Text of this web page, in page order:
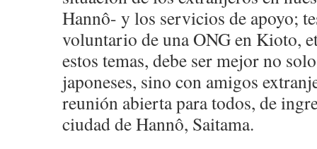
Hannô- y los servicios de apoyo;
voluntario de una ONG en Kioto,
estos temas, debe ser mejor no
japoneses, sino con amigos
reunión abierta para todos, de
ciudad de Hannô, Saitama.